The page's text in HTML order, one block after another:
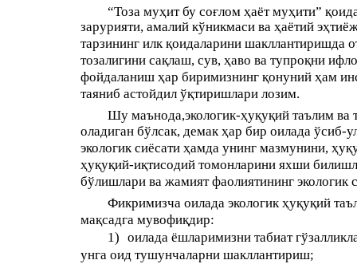
“Тоза муҳит бу соғлом ҳаёт муҳити”
зарурияти, амалий кўникмаси ва ҳаётий
тарзининг илк қоидаларини шакллантиришда
тозалигини сақлаш, сув, ҳаво ва тупроқни
фойдаланиш ҳар биримизнинг қонуний ҳам
таяниб астойдил ўқтиришлари лозим.
Шу маънода,экологик-ҳуқуқий таълим ва
оладиган бўлсак, демак ҳар бир оилада ўсиб-
экологик сиёсати ҳамда унинг мазмунини,
ҳуқуқий-иқтисодий томонларини яхши
бўлишлари ва жамият фаолиятининг
Фикримизча оилада экологик ҳуқуқий
мақсадга мувофиқдир:
1) оилада ёшларимизни табиат
унга оид тушунчаларни шакллантириш;